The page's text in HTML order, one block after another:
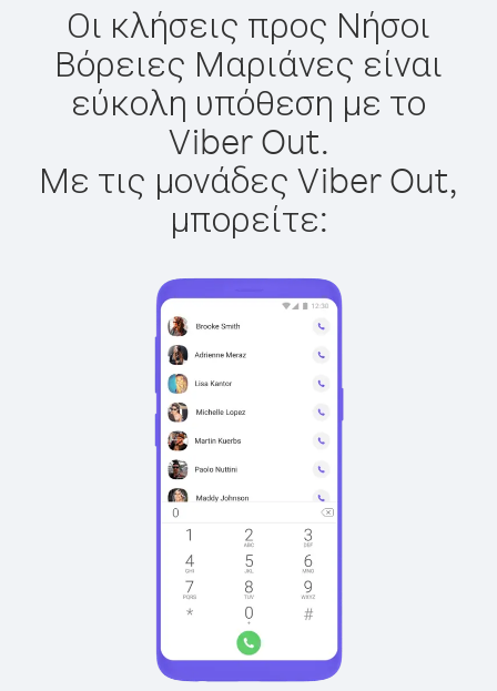
Οι κλήσεις προς Νήσοι
Βόρειες Μαριάνες είναι
εύκολη υπόθεση με το
Viber Out.
Με τις μονάδες Viber Out,
μπορείτε: